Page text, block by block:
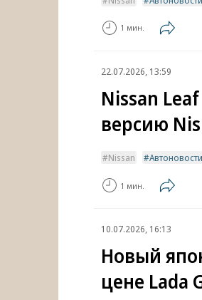
1 мин.
22.07.2026, 13:59
Nissan
версию
Nissan Автоновости
1 мин.
10.07.2026, 16:13
Новый
цене Lada